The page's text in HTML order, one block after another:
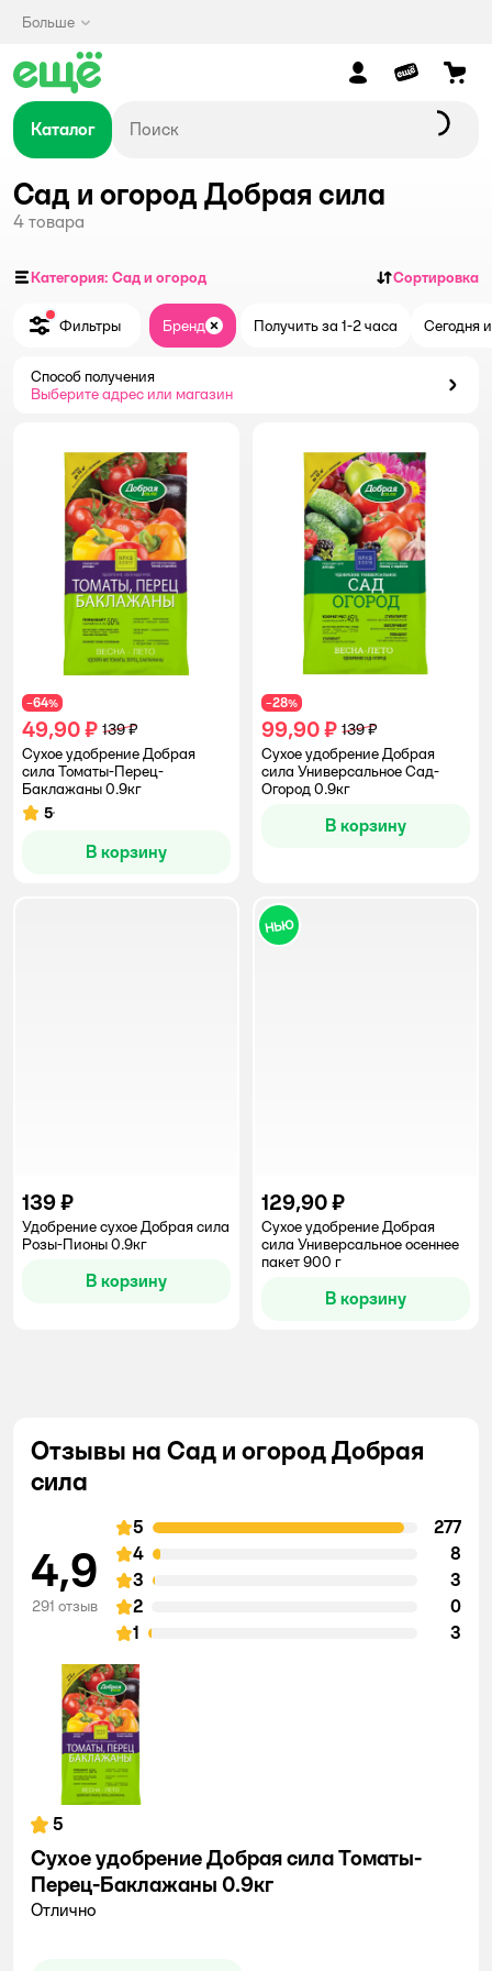
Больше
Каталог
Сад и огород Добрая сила
4 товара
Категория: Сад и огород Сортировка
Фильтры Бренд ЗакрытьПолучить за 1-2 часа Сегодня
Способ получения
Выберите адрес или магазин
−64%
49,90 ₽ 139 ₽
Сухое удобрение Добрая
сила Томаты-Перец-
Баклажаны 0.9кг
Рейтинг:
5
В корзину
−28%
99,90 ₽ 139 ₽
Сухое удобрение Добрая
сила Универсальное Сад-
Огород 0.9кг
В корзину
139 ₽
Удобрение сухое Добрая сила
Розы-Пионы 0.9кг
В корзину
129,90 ₽
Сухое удобрение Добрая
сила Универсальное осеннее
пакет 900 г
В корзину
Отзывы на Сад и огород Добрая
сила
4,9
291 отзыв
5
277
4
8
3
3
2
0
1
3
5
Сухое удобрение Добрая сила Томаты-
Перец-Баклажаны 0.9кг
Отлично